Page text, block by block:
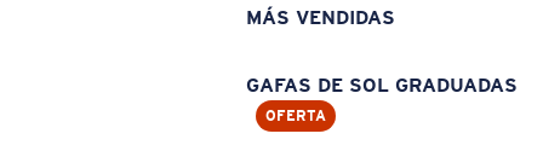
MÁS VENDIDAS
GAFAS DE SOL GRADUADAS
OFERTA